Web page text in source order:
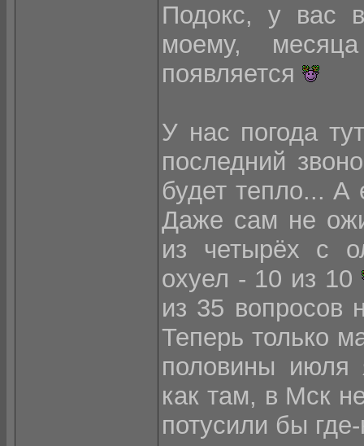
Подокс, у вас
моему,
появляется
У нас погода
последний
будет тепло... А
Даже сам не
из четырёх с
охуел - 10 из 10
из 35 вопросов
Теперь только
половины июля
как там, в Мск
потусили бы